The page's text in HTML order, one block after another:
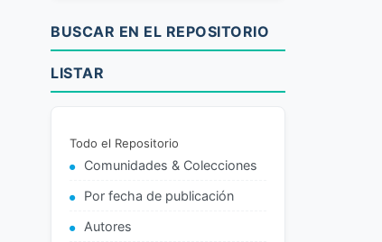
BUSCAR EN EL REPOSITORIO
LISTAR
Todo el Repositorio
Comunidades & Colecciones
Por fecha de publicación
Autores